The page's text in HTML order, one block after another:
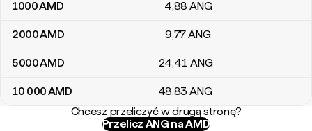
1000AMD 4,88 ANG
2000AMD 9,77ANG
5000AMD 24,41 ANG
10 000AMD 48,83 ANG
Chcesz przeliczyć w drugą stronę?
Przelicz ANG na AMD